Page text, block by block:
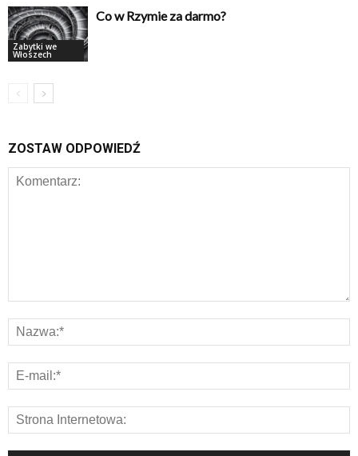
Zabytki we
Włoszech
Co w Rzymie za darmo?
ZOSTAW ODPOWIEDŹ